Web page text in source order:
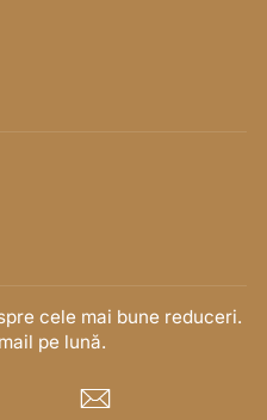
cele mai bune reduceri.
pe lună.